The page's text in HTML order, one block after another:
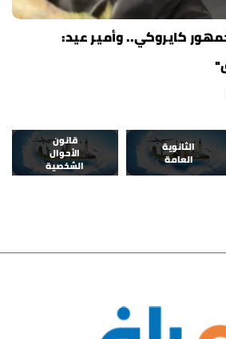
كايروكي.. وأمير عيد:
الثانوية
العامة
قانون
الأحوال
الشخصية